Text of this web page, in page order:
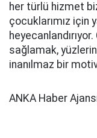
her türlü hizmet
çocuklarımız için
sağlamak,
inanılmaz bir
ANKA Haber